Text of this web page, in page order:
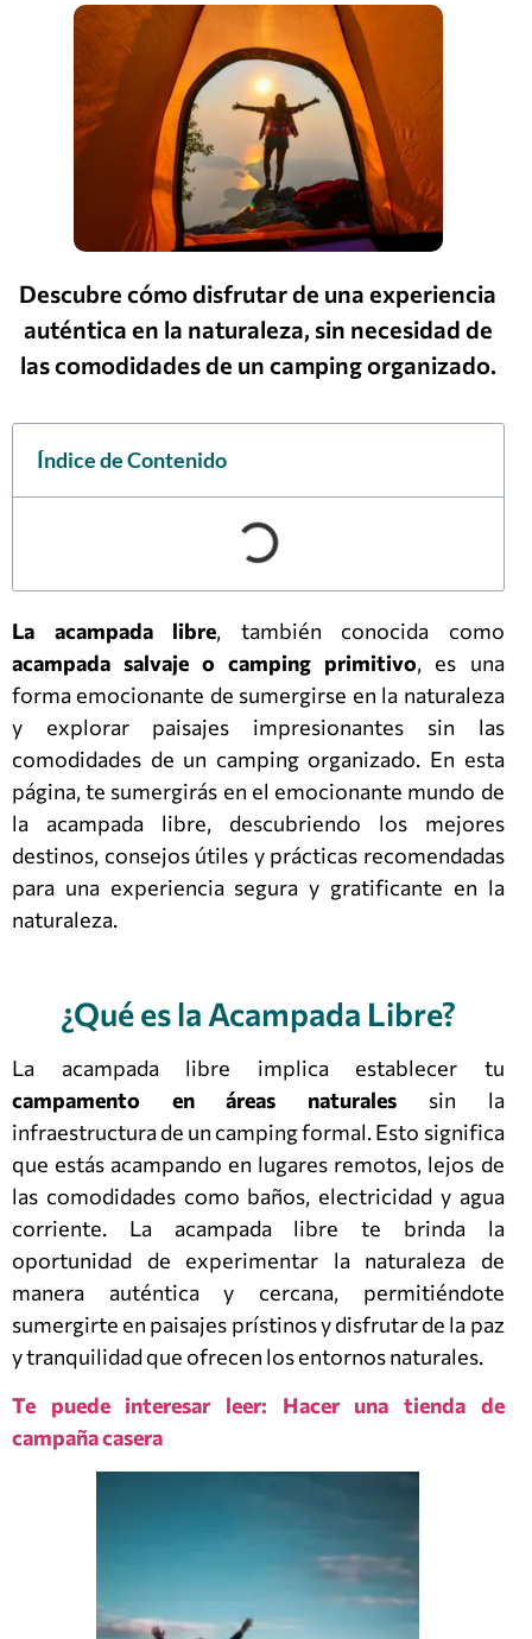
Descubre cómo disfrutar de una experiencia
auténtica en la naturaleza, sin necesidad de
las comodidades de un camping organizado.
Índice de Contenido
La acampada libre, también conocida como
acampada salvaje o camping primitivo, es una
forma emocionante de sumergirse en la naturaleza
y explorar paisajes impresionantes sin las
comodidades de un camping organizado. En esta
página, te sumergirás en el emocionante mundo de
la acampada libre, descubriendo los mejores
destinos, consejos útiles y prácticas recomendadas
para una experiencia segura y gratificante en la
naturaleza.
¿Qué es la Acampada Libre?
La acampada libre implica establecer tu
campamento en áreas naturales sin la
infraestructura de un camping formal. Esto significa
que estás acampando en lugares remotos, lejos de
las comodidades como baños, electricidad y agua
corriente. La acampada libre te brinda la
oportunidad de experimentar la naturaleza de
manera auténtica y cercana, permitiéndote
sumergirte en paisajes prístinos y disfrutar de la paz
y tranquilidad que ofrecen los entornos naturales.
Te puede interesar leer: Hacer una tienda de
campaña casera